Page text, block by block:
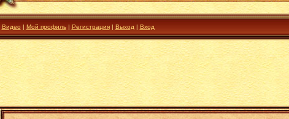
Видео| Мой профиль| Регистрация| Выход | Вход